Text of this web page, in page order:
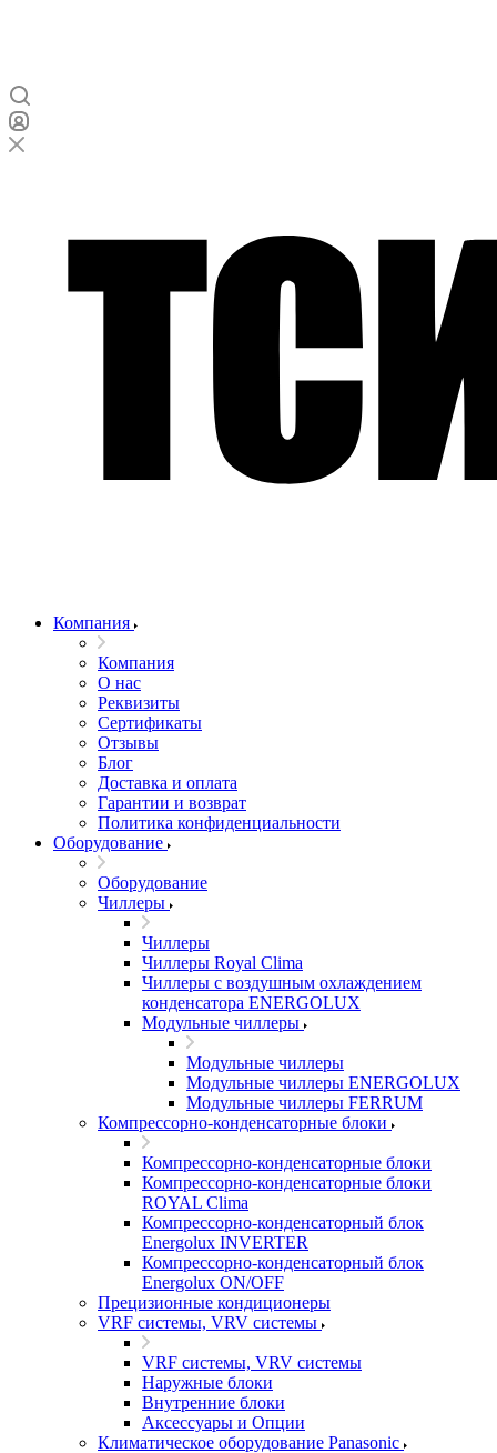
Компания
Компания
О нас
Реквизиты
Сертификаты
Отзывы
Блог
Доставка и оплата
Гарантии и возврат
Политика конфиденциальности
Оборудование
Оборудование
Чиллеры
Чиллеры
Чиллеры Royal Clima
Чиллеры с воздушным охлаждением
конденсатора ENERGOLUX
Модульные чиллеры
Модульные чиллеры
Модульные чиллеры ENERGOLUX
Модульные чиллеры FERRUM
Компрессорно-конденсаторные блоки
Компрессорно-конденсаторные блоки
Компрессорно-конденсаторные блоки
ROYAL Clima
Компрессорно-конденсаторный блок
Energolux INVERTER
Компрессорно-конденсаторный блок
Energolux ON/OFF
Прецизионные кондиционеры
VRF системы, VRV системы
VRF системы, VRV системы
Наружные блоки
Внутренние блоки
Аксессуары и Опции
Климатическое оборудование Panasonic